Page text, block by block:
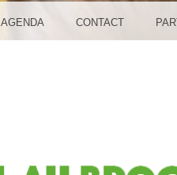
AGENDA CONTACT